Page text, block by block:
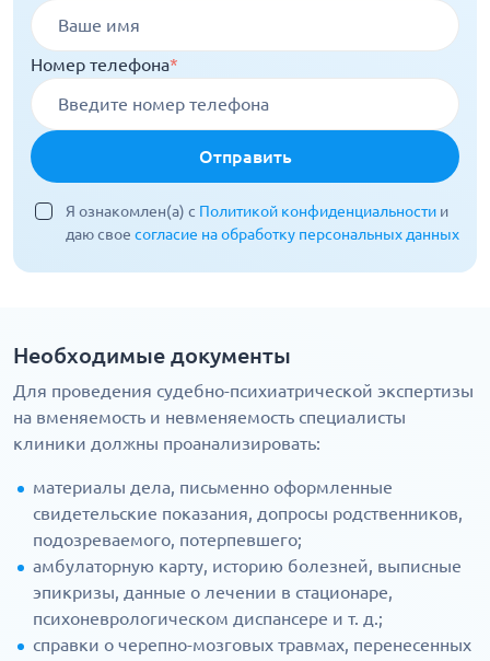
Номер телефона*
Отправить
Я ознакомлен(а) с Политикой конфиденциальности и
даю свое согласие на обработку персональных данных
Необходимые документы
Для проведения судебно-психиатрической экспертизы
на вменяемость и невменяемость специалисты
клиники должны проанализировать:
материалы дела, письменно оформленные
свидетельские показания, допросы родственников,
подозреваемого, потерпевшего;
амбулаторную карту, историю болезней, выписные
эпикризы, данные о лечении в стационаре,
психоневрологическом диспансере и т. д.;
справки о черепно-мозговых травмах, перенесенных